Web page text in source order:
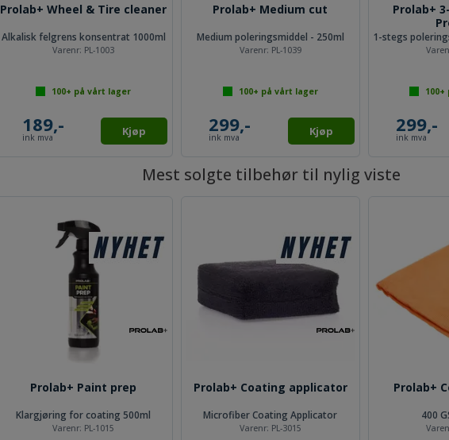
Prolab+ Wheel & Tire cleaner
Alkalisk felgrens konsentrat 1000ml
Varenr: PL-1003
189,-
ink mva
100+ på vårt lager
Kjøp
Prolab+ Medium cut
Medium poleringsmiddel - 250ml
Varenr: PL-1039
299,-
ink mva
100+ på vårt lager
Kjøp
Prolab+
299,-
ink mva
100+
Mest solgte tilbehør til nylig viste
Prolab+ Paint prep
Klargjøring for coating 500ml
Varenr: PL-1015
Prolab+ Coating applicator
Microfiber Coating Applicator
Varenr: PL-3015
Prolab+
400